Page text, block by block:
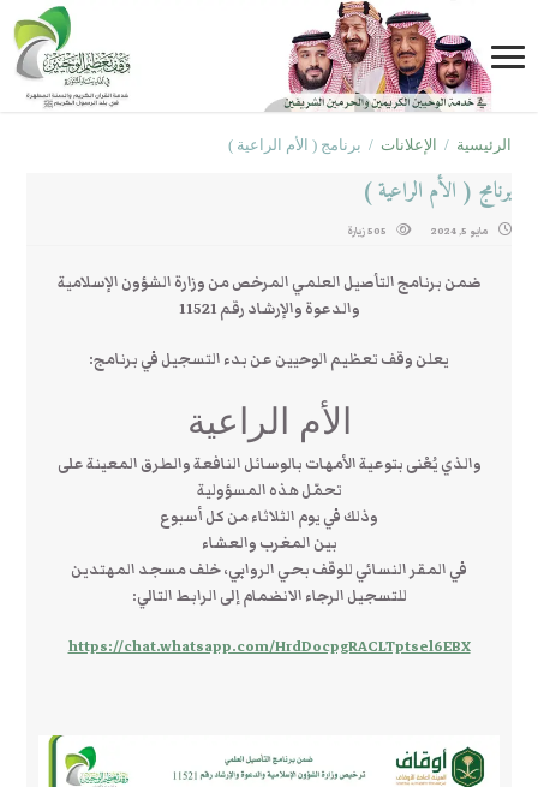
الرئيسية / الإعلانات / برنامج ( الأم الراعية )
برنامج ( الأم الراعية )
مايو 5, 2024 505 زيارة
ضمن برنامج التأصيل العلمي المرخص من وزارة الشؤون الإسلامية
والدعوة والإرشاد رقم 11521
يعلن وقف تعظيم الوحيين عن بدء التسجيل في برنامج:
الأم الراعية
والذي يُعْنى بتوعية الأمهات بالوسائل النافعة والطرق المعينة على
تحمّل هذه المسؤولية
وذلك في يوم الثلاثاء من كل أسبوع
بين المغرب والعشاء
في المقر النسائي للوقف بحي الروابي، خلف مسجد المهتدين
للتسجيل الرجاء الانضمام إلى الرابط التالي:
https://chat.whatsapp.com/HrdDocpgRACLTptsel6EBX